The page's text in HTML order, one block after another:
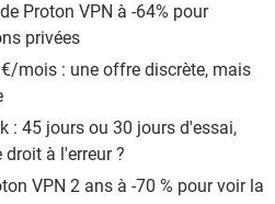
Proton VPN à -64% pour
privées
mois : une offre discrète, mais
: 45 jours ou 30 jours d'essai,
à l'erreur ?
VPN 2 ans à -70 % pour voir la